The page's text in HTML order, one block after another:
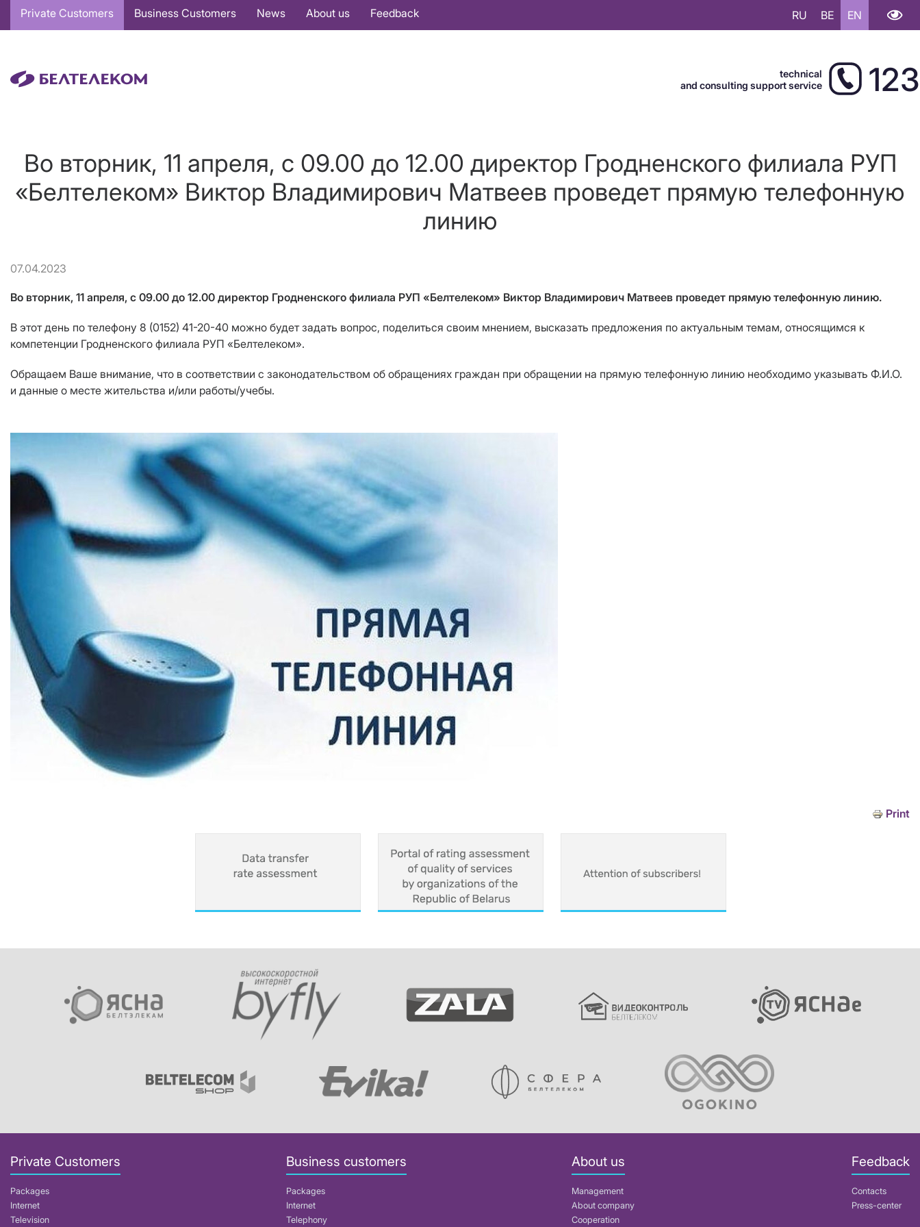
Основная
навигация
Private Customers Business Customers News About us Feedback RU BE EN
technical
and consulting support service
123
Во вторник, 11 апреля, с 09.00 до 12.00 директор Гродненского филиала РУП
«Белтелеком» Виктор Владимирович Матвеев проведет прямую телефонную
линию
07.04.2023
Во вторник, 11 апреля, с 09.00 до 12.00 директор Гродненского филиала РУП «Белтелеком» Виктор Владимирович Матвеев проведет прямую телефонную линию.
В этот день по телефону 8 (0152) 41-20-40 можно будет задать вопрос, поделиться своим мнением, высказать предложения по актуальным темам, относящимся к
компетенции Гродненского филиала РУП «Белтелеком».
Обращаем Ваше внимание, что в соответствии с законодательством об обращениях граждан при обращении на прямую телефонную линию необходимо указывать Ф.И.О.
и данные о месте жительства и/или работы/учебы.
Print
Private Customers
Packages
Internet
Television
Business customers
Packages
Internet
Telephony
About us
Management
About company
Cooperation
Feedback
Contacts
Press-center